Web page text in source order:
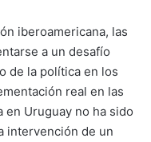
iberoamericana, las
a un desafío
de la política en los
real en las
en Uruguay no ha sido
intervención de un